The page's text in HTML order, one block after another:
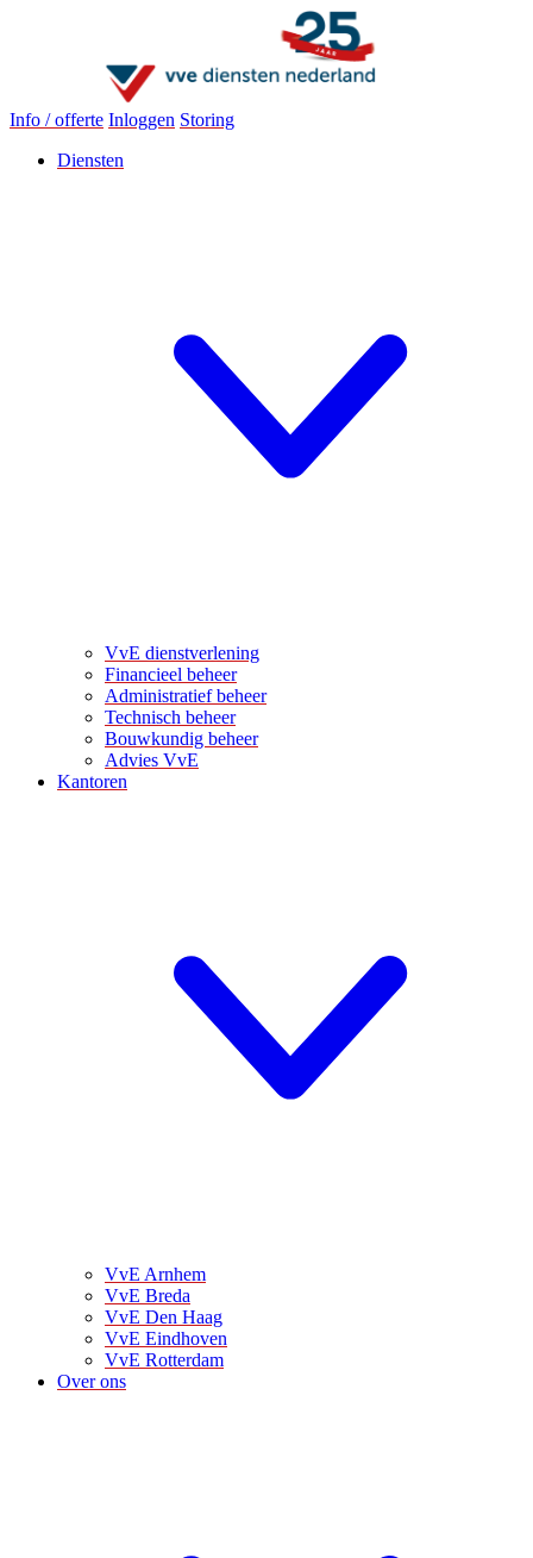
Info / offerte Inloggen Storing
Diensten
VvE dienstverlening
Financieel beheer
Administratief beheer
Technisch beheer
Bouwkundig beheer
Advies VvE
Kantoren
VvE Arnhem
VvE Breda
VvE Den Haag
VvE Eindhoven
VvE Rotterdam
Over ons